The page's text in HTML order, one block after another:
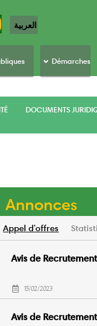
العربية
Démarches
DOCUMENTS
Annonces
Appel d'offres
Avis de
15/02/2023
Avis de